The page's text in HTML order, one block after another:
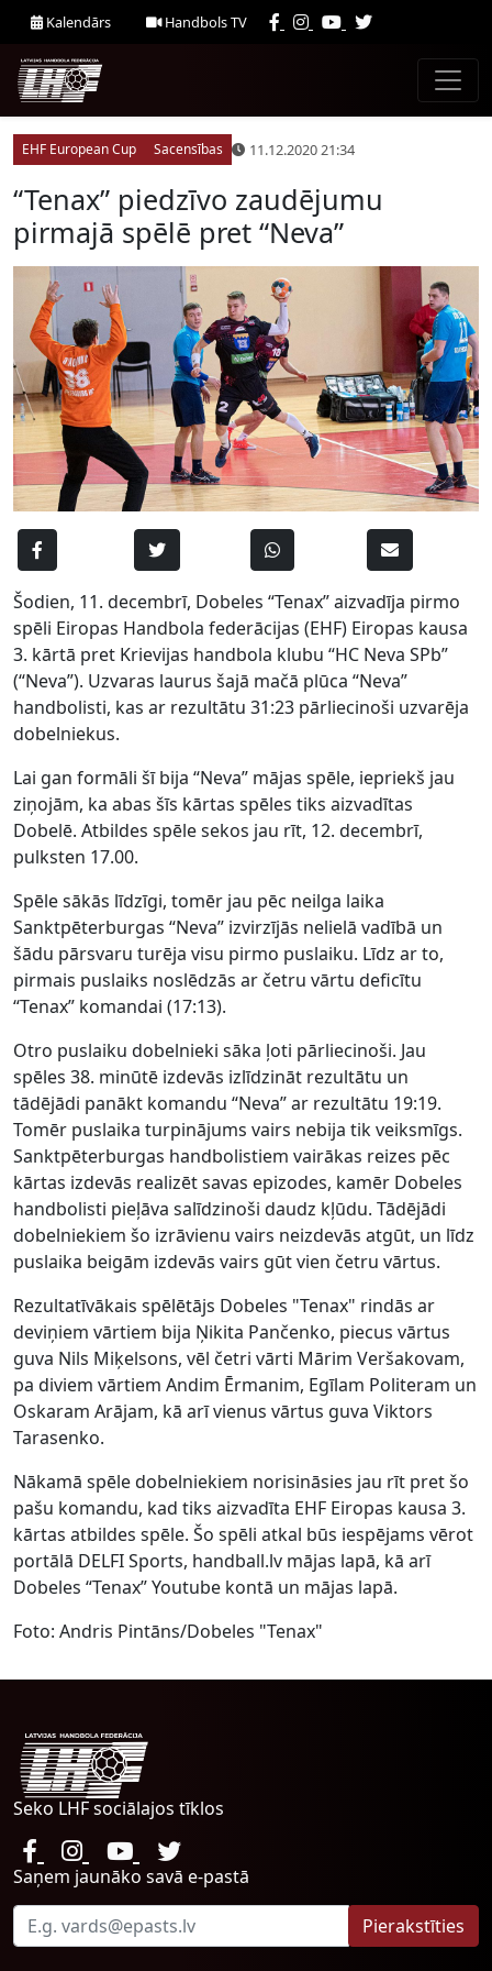
Kalendārs Handbols TV
EHF European Cup Sacensības 11.12.2020 21:34
“Tenax” piedzīvo zaudējumu
pirmajā spēlē pret “Neva”
Šodien, 11. decembrī, Dobeles “Tenax” aizvadīja pirmo
spēli Eiropas Handbola federācijas (EHF) Eiropas kausa
3. kārtā pret Krievijas handbola klubu “HC Neva SPb”
(“Neva”). Uzvaras laurus šajā mačā plūca “Neva”
handbolisti, kas ar rezultātu 31:23 pārliecinoši uzvarēja
dobelniekus.
Lai gan formāli šī bija “Neva” mājas spēle, iepriekš jau
ziņojām, ka abas šīs kārtas spēles tiks aizvadītas
Dobelē. Atbildes spēle sekos jau rīt, 12. decembrī,
pulksten 17.00.
Spēle sākās līdzīgi, tomēr jau pēc neilga laika
Sanktpēterburgas “Neva” izvirzījās nelielā vadībā un
šādu pārsvaru turēja visu pirmo puslaiku. Līdz ar to,
pirmais puslaiks noslēdzās ar četru vārtu deficītu
“Tenax” komandai (17:13).
Otro puslaiku dobelnieki sāka ļoti pārliecinoši. Jau
spēles 38. minūtē izdevās izlīdzināt rezultātu un
tādējādi panākt komandu “Neva” ar rezultātu 19:19.
Tomēr puslaika turpinājums vairs nebija tik veiksmīgs.
Sanktpēterburgas handbolistiem vairākas reizes pēc
kārtas izdevās realizēt savas epizodes, kamēr Dobeles
handbolisti pieļāva salīdzinoši daudz kļūdu. Tādējādi
dobelniekiem šo izrāvienu vairs neizdevās atgūt, un līdz
puslaika beigām izdevās vairs gūt vien četru vārtus.
Rezultatīvākais spēlētājs Dobeles "Tenax" rindās ar
deviņiem vārtiem bija Ņikita Pančenko, piecus vārtus
guva Nils Miķelsons, vēl četri vārti Mārim Veršakovam,
pa diviem vārtiem Andim Ērmanim, Egīlam Politeram un
Oskaram Arājam, kā arī vienus vārtus guva Viktors
Tarasenko.
Nākamā spēle dobelniekiem norisināsies jau rīt pret šo
pašu komandu, kad tiks aizvadīta EHF Eiropas kausa 3.
kārtas atbildes spēle. Šo spēli atkal būs iespējams vērot
portālā DELFI Sports, handball.lv mājas lapā, kā arī
Dobeles “Tenax” Youtube kontā un mājas lapā.
Foto: Andris Pintāns/Dobeles "Tenax"
Seko LHF sociālajos tīklos
Saņem jaunāko savā e-pastā